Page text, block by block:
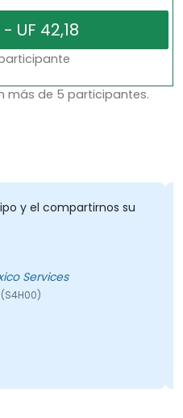
más de 5 participantes.
compartirnos su
Services